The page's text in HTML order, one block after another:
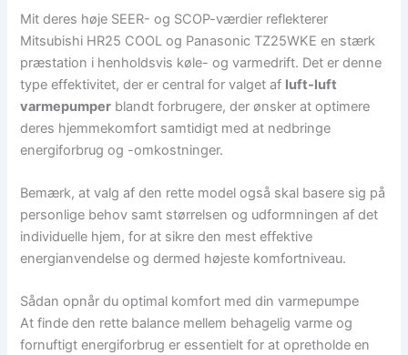
Mit deres høje SEER- og SCOP-værdier reflekterer
Mitsubishi HR25 COOL og Panasonic TZ25WKE en stærk
præstation i henholdsvis køle- og varmedrift. Det er denne
type effektivitet, der er central for valget af luft-luft
varmepumper blandt forbrugere, der ønsker at optimere
deres hjemmekomfort samtidigt med at nedbringe
energiforbrug og -omkostninger.
Bemærk, at valg af den rette model også skal basere sig på
personlige behov samt størrelsen og udformningen af det
individuelle hjem, for at sikre den mest effektive
energianvendelse og dermed højeste komfortniveau.
Sådan opnår du optimal komfort med din varmepumpe
At finde den rette balance mellem behagelig varme og
fornuftigt energiforbrug er essentielt for at opretholde en